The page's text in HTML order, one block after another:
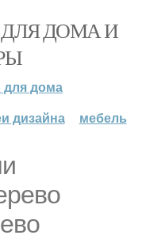
ДЛЯ ДОМА И
для дома
дизайна мебель